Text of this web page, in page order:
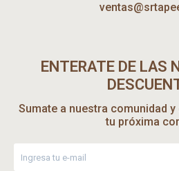
ENTERATE DE LAS
Sumate a nuestra comunidad y
tu próxima